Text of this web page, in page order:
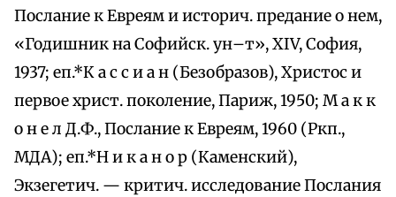
Послание к Евреям и историч. предание о нем,
«Годишник на Софийск. ун–т», XIV, София,
1937; еп.*К а с с и а н (Безобразов), Христос и
первое христ. поколение, Париж, 1950; М а к к
о н е л Д.Ф., Послание к Евреям, 1960 (Ркп.,
МДА); еп.*Н и к а н о р (Каменский),
Экзегетич. — критич. исследование Послания